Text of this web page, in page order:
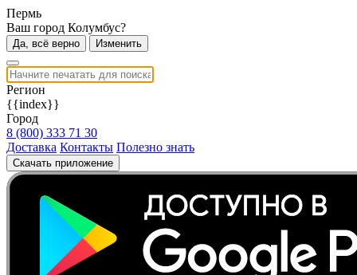
Пермь
Ваш город Колумбус?
Да, всё верно Изменить
Регион
{{index}}
Город
8 (800) 333 71 30
Доставка Контакты Полезно знать
Скачать приложение